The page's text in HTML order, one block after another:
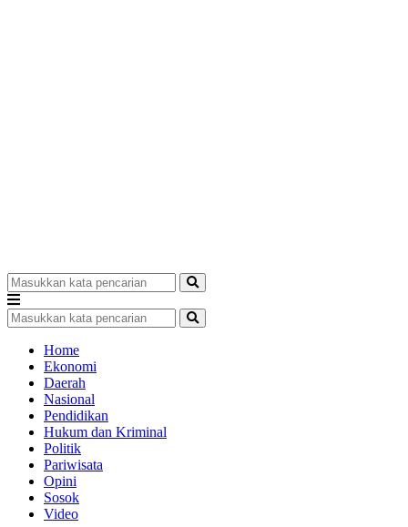
Home
Ekonomi
Daerah
Nasional
Pendidikan
Hukum dan Kriminal
Politik
Pariwisata
Opini
Sosok
Video